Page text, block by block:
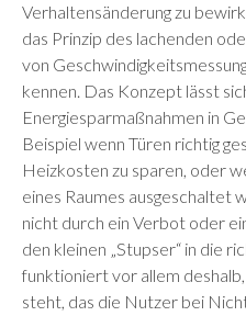
Verhaltensänderung zu
das Prinzip des lachenden
von
kennen. Das Konzept lässt
Energiesparmaßnahmen in
Beispiel wenn Türen richtig
Heizkosten zu sparen, oder
eines Raumes ausgeschaltet
nicht durch ein Verbot oder
den kleinen „Stupser“ in die
funktioniert vor allem
steht, das die Nutzer bei